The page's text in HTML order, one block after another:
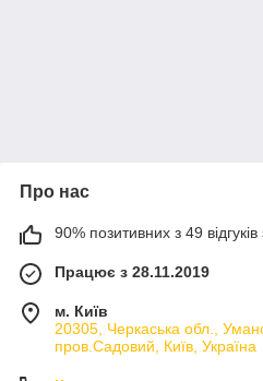
Про нас
90% позитивних з 49 відгуків
Працює з 28.11.2019
м. Київ
20305, Черкаська обл.,
пров.Садовий, Київ, Україна